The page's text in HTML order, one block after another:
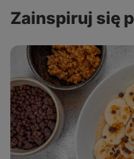
Zainspiruj się
Owsianka
karmel